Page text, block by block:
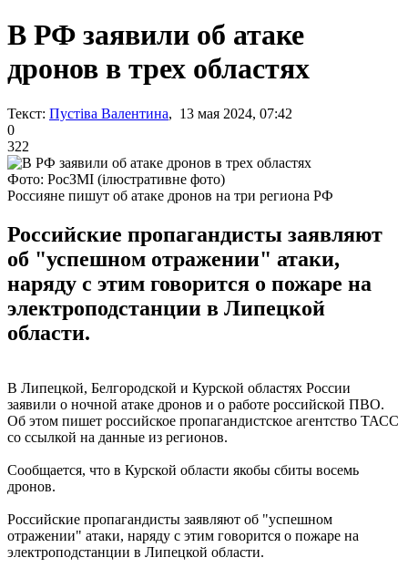
В РФ заявили об атаке
дронов в трех областях
Текст: Пустіва Валентина, 13 мая 2024, 07:42
0
322
Фото: РосЗМІ (ілюстративне фото)
Россияне пишут об атаке дронов на три региона РФ
Российские пропагандисты заявляют
об "успешном отражении" атаки,
наряду с этим говорится о пожаре на
электроподстанции в Липецкой
области.
В Липецкой, Белгородской и Курской областях России
заявили о ночной атаке дронов и о работе российской ПВО.
Об этом пишет российское пропагандистское агентство ТАСС
со ссылкой на данные из регионов.
Сообщается, что в Курской области якобы сбиты восемь
дронов.
Российские пропагандисты заявляют об "успешном
отражении" атаки, наряду с этим говорится о пожаре на
электроподстанции в Липецкой области.